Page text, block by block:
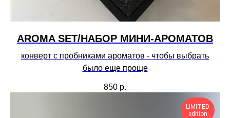
AROMA SET/НАБОР МИНИ-АРОМАТОВ
конверт с пробниками ароматов - чтобы выбрать
было еще проще
850 р.
LIMITED
edition